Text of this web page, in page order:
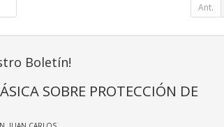
Ant.
Boletín!
SOBRE PROTECCIÓN DE